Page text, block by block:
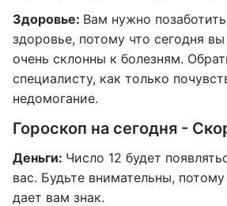
Здоровье: Вам нужно
здоровье, потому что сегодня
очень склонны к болезням.
специалисту, как только
недомогание.
Гороскоп на сегодня -
Деньги: Число 12 будет
вас. Будьте внимательны,
дает вам знак.